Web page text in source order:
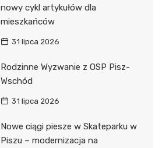
nowy cykl artykułów dla
mieszkańców
31 lipca 2026
Rodzinne Wyzwanie z OSP Pisz-
Wschód
31 lipca 2026
Nowe ciągi piesze w Skateparku w
Piszu – modernizacja na